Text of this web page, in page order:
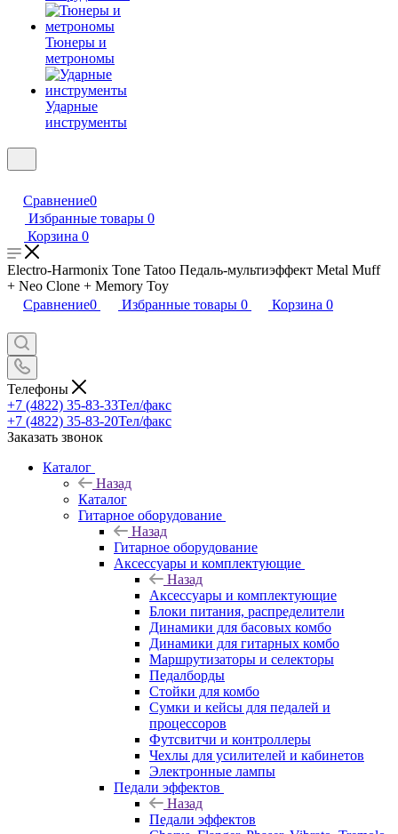
Тюнеры и
метрономы
Ударные
инструменты
Сравнение0
Избранные товары 0
Корзина 0
Electro-Harmonix Tone Tatoo Педаль-мультиэффект Metal Muff
+ Neo Clone + Memory Toy
Сравнение0 Избранные товары 0 Корзина 0
Телефоны
+7 (4822) 35-83-33Тел/факс
+7 (4822) 35-83-20Тел/факс
Заказать звонок
Каталог
Назад
Каталог
Гитарное оборудование
Назад
Гитарное оборудование
Аксессуары и комплектующие
Назад
Аксессуары и комплектующие
Блоки питания, распределители
Динамики для басовых комбо
Динамики для гитарных комбо
Маршрутизаторы и селекторы
Педалборды
Стойки для комбо
Сумки и кейсы для педалей и
процессоров
Футсвитчи и контроллеры
Чехлы для усилителей и кабинетов
Электронные лампы
Педали эффектов
Назад
Педали эффектов